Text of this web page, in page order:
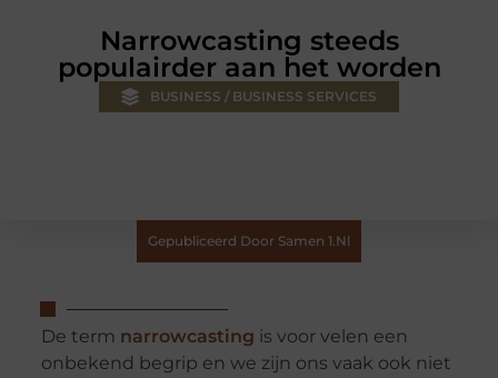
Narrowcasting steeds
populairder aan het worden
BUSINESS / BUSINESS SERVICES
Gepubliceerd Door Samen 1.nl
De term narrowcasting is voor velen een
onbekend begrip en we zijn ons vaak ook niet